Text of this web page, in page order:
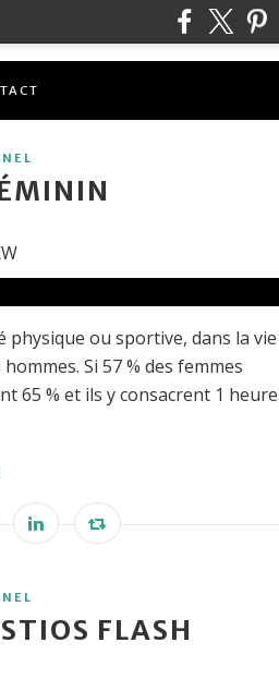
physique ou sportive, dans la vie
Si 57 % des femmes
65 % et ils y consacrent 1 heure
FLASH